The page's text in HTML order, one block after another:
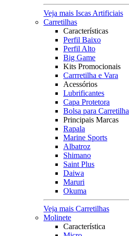
Veja mais Iscas Artificiais
Carretilhas
Características
Perfil Baixo
Perfil Alto
Big Game
Kits Promocionais
Carrretilha e Vara
Acessórios
Lubrificantes
Capa Protetora
Bolsa para Carretilha
Principais Marcas
Rapala
Marine Sports
Albatroz
Shimano
Saint Plus
Daiwa
Maruri
Okuma
Veja mais Carretilhas
Molinete
Característica